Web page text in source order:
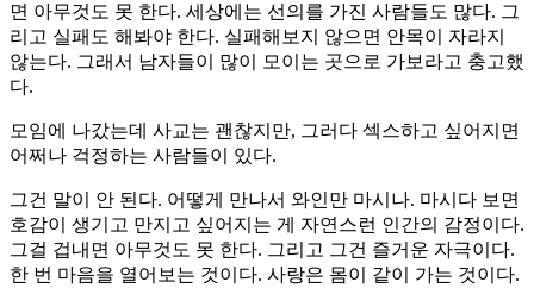
면 아무것도 못 한다. 세상에는 선의를 가진 사람들도 많다. 그
리고 실패도 해봐야 한다. 실패해보지 않으면 안목이 자라지
않는다. 그래서 남자들이 많이 모이는 곳으로 가보라고 충고했
다.
모임에 나갔는데 사교는 괜찮지만, 그러다 섹스하고 싶어지면
어쩌나 걱정하는 사람들이 있다.
그건 말이 안 된다. 어떻게 만나서 와인만 마시나. 마시다 보면
호감이 생기고 만지고 싶어지는 게 자연스런 인간의 감정이다.
그걸 겁내면 아무것도 못 한다. 그리고 그건 즐거운 자극이다.
한 번 마음을 열어보는 것이다. 사랑은 몸이 같이 가는 것이다.